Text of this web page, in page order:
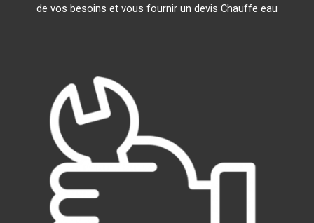
de vos besoins et vous fournir un devis Chauffe eau